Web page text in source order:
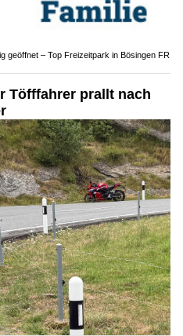
geöffnet – Top Freizeitpark in Bösingen FR
Töfffahrer prallt nach